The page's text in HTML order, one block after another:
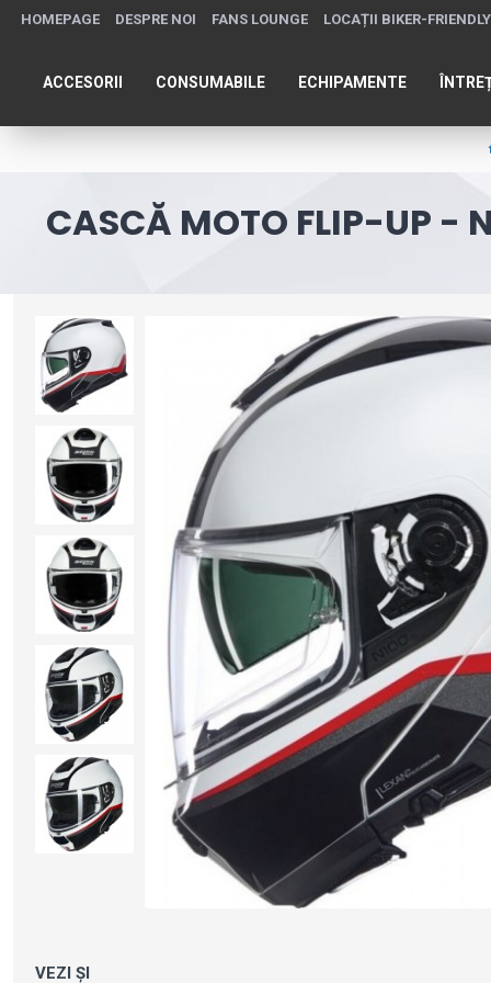
HOMEPAGE DESPRE NOI FANS LOUNGE LOCAȚII BIKER-FRIENDLY
ACCESORII CONSUMABILE ECHIPAMENTE
CASCĂ MOTO FLIP-UP -
VEZI ȘI